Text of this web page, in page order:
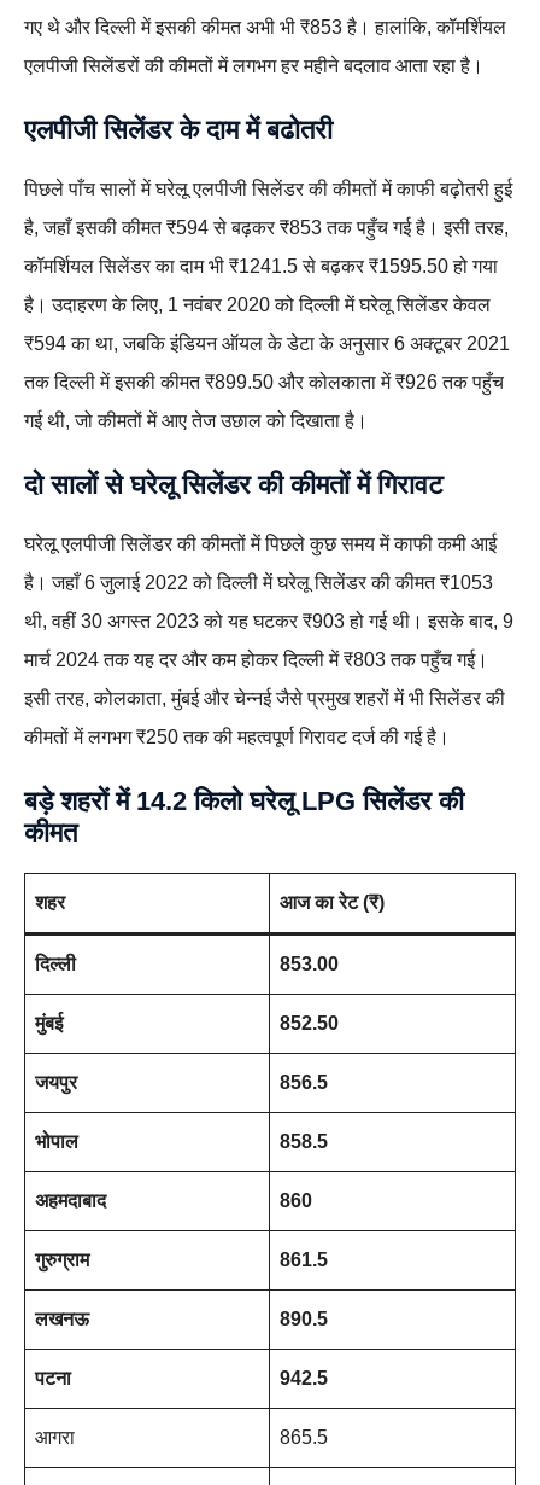
गए थे और दिल्ली में इसकी कीमत अभी भी ₹853 है। हालांकि, कॉमर्शियल
एलपीजी सिलेंडरों की कीमतों में लगभग हर महीने बदलाव आता रहा है।
एलपीजी सिलेंडर के दाम में बढोतरी
पिछले पाँच सालों में घरेलू एलपीजी सिलेंडर की कीमतों में काफी बढ़ोतरी हुई
है, जहाँ इसकी कीमत ₹594 से बढ़कर ₹853 तक पहुँच गई है। इसी तरह,
कॉमर्शियल सिलेंडर का दाम भी ₹1241.5 से बढ़कर ₹1595.50 हो गया
है। उदाहरण के लिए, 1 नवंबर 2020 को दिल्ली में घरेलू सिलेंडर केवल
₹594 का था, जबकि इंडियन ऑयल के डेटा के अनुसार 6 अक्टूबर 2021
तक दिल्ली में इसकी कीमत ₹899.50 और कोलकाता में ₹926 तक पहुँच
गई थी, जो कीमतों में आए तेज उछाल को दिखाता है।
दो सालों से घरेलू सिलेंडर की कीमतों में गिरावट
घरेलू एलपीजी सिलेंडर की कीमतों में पिछले कुछ समय में काफी कमी आई
है। जहाँ 6 जुलाई 2022 को दिल्ली में घरेलू सिलेंडर की कीमत ₹1053
थी, वहीं 30 अगस्त 2023 को यह घटकर ₹903 हो गई थी। इसके बाद, 9
मार्च 2024 तक यह दर और कम होकर दिल्ली में ₹803 तक पहुँच गई।
इसी तरह, कोलकाता, मुंबई और चेन्नई जैसे प्रमुख शहरों में भी सिलेंडर की
कीमतों में लगभग ₹250 तक की महत्वपूर्ण गिरावट दर्ज की गई है।
बड़े शहरों में 14.2 किलो घरेलू LPG सिलेंडरकी
कीमत
शहर आज का रेट (₹)
दिल्ली 853.00
मुंबई 852.50
जयपुर 856.5
भोपाल 858.5
अहमदाबाद 860
गुरुग्राम 861.5
लखनऊ 890.5
पटना 942.5
आगरा 865.5